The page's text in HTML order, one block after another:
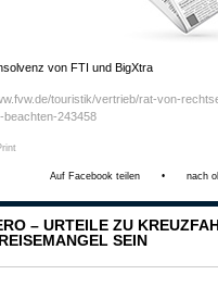
von FTI und BigXtra
touristik/vertrieb/rat-von-
beachten-243458
Auf Facebook teilen • nach
– URTEILE ZU
SEIN